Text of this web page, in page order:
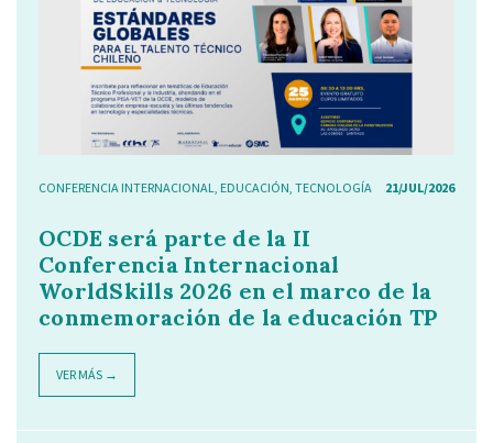
CONFERENCIA INTERNACIONAL, EDUCACIÓN, TECNOLOGÍA 21/JUL/2026
OCDE será parte de la II
Conferencia Internacional
WorldSkills 2026 en el marco de la
conmemoración de la educación TP
VER MÁS →